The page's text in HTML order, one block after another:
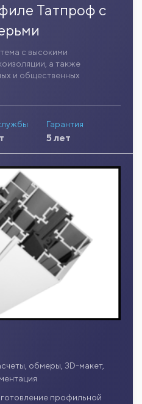
Татпроф с
с высокими
а также
и общественных
Гарантия
5 лет
обмеры, 3D-макет,
профильной